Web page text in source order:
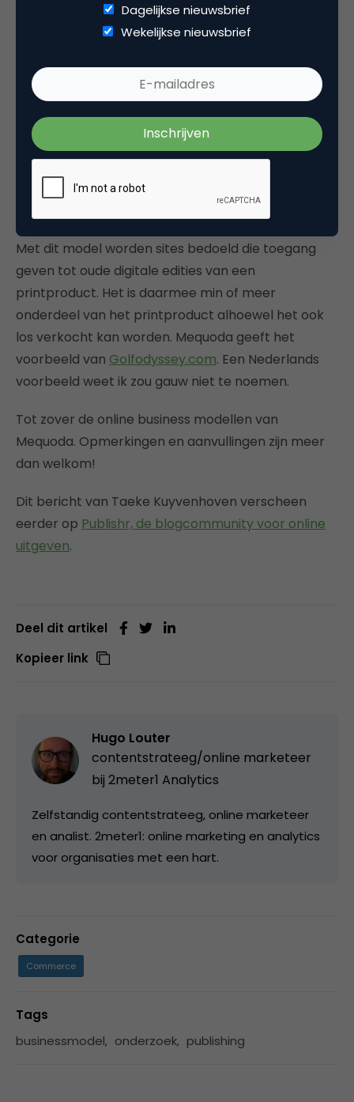
aantoonbaar toegevoegde waarde biedt waarvoor
geen alternatief beschikbaar is. Met algemeen
nieuws gaat dat dus niet lukken, maar er zijn zeker
methoden te vinden. Ook hier geldt dat er in ‘de
niche’ weer kansen liggen.
Bijvoorbeeld: Telecompaper.com
12. Nieuwsbrief website
Met dit model worden sites bedoeld die toegang
geven tot oude digitale edities van een
printproduct. Het is daarmee min of meer
onderdeel van het printproduct alhoewel het ook
los verkocht kan worden. Mequoda geeft het
voorbeeld van Golfodyssey.com. Een Nederlands
voorbeeld weet ik zou gauw niet te noemen.
Tot zover de online business modellen van
Mequoda. Opmerkingen en aanvullingen zijn meer
dan welkom!
Dit bericht van Taeke Kuyvenhoven verscheen
eerder op Publishr, de blogcommunity voor online
uitgeven.
Deel dit artikel
Kopieer link
Hugo Louter
contentstrateeg/online marketeer
bij 2meter1 Analytics
Zelfstandig contentstrateeg, online marketeer
en analist. 2meter1: online marketing en analytics
voor organisaties met een hart.
Categorie
Commerce
Tags
businessmodel, onderzoek, publishing
Dagelijkse nieuwsbrief
Wekelijkse nieuwsbrief